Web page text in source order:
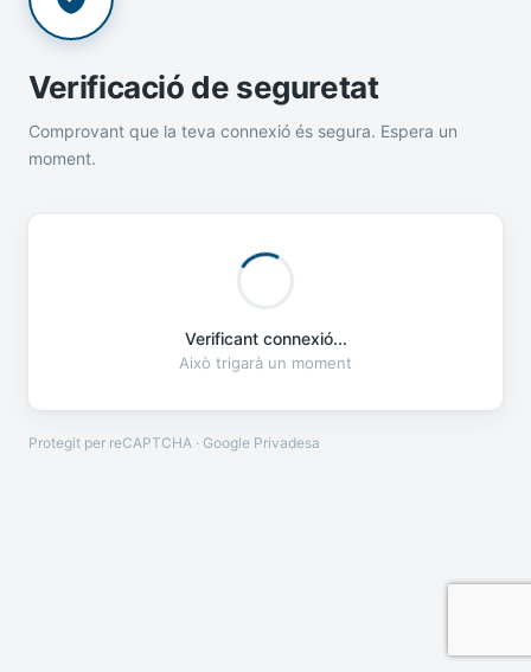
Verificació de seguretat
Comprovant que la teva connexió és segura. Espera un
moment.
Verificant connexió...
Això trigarà un moment
Protegit per reCAPTCHA · Google Privadesa